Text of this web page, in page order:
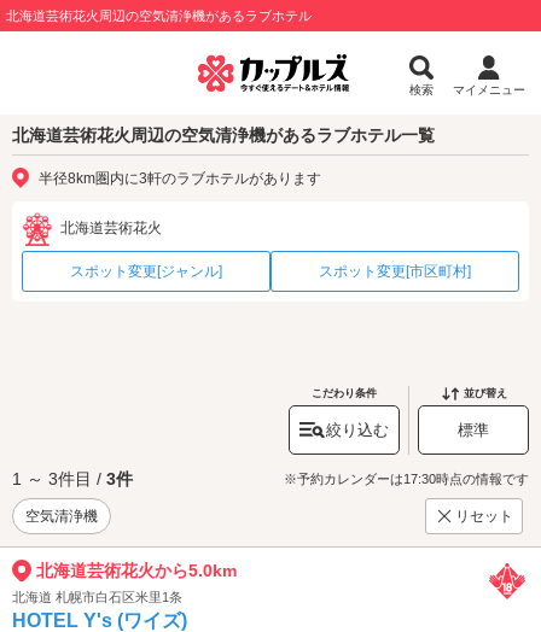
北海道芸術花火周辺の空気清浄機があるラブホテル
検索 マイメニュー
北海道芸術花火周辺の空気清浄機があるラブホテル一覧
半径8km圏内に3軒のラブホテルがあります
北海道芸術花火
スポット変更[ジャンル] スポット変更[市区町村]
こだわり条件
絞り込む
並び替え
標準
1 ～ 3件目 / 3件 ※予約カレンダーは17:30時点の情報です
空気清浄機 リセット
北海道芸術花火から5.0km
北海道 札幌市白石区米里1条
HOTEL Y's (ワイズ)